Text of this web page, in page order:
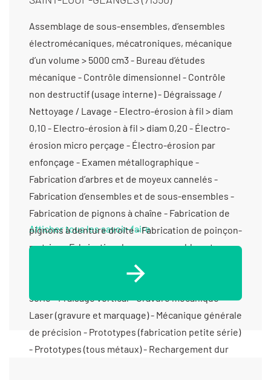
Assemblage de sous-ensembles, d’ensembles électromécaniques, mécatroniques, mécanique d’un volume > 5000 cm3 - Bureau d’études mécanique - Contrôle dimensionnel - Contrôle non destructif (usage interne) - Dégraissage / Nettoyage / Lavage - Electro-érosion à fil > diam 0,10 - Electro-érosion à fil > diam 0,20 - Électro-érosion micro perçage - Électro-érosion par enfonçage - Examen métallographique - Fabrication d’arbres et de moyeux cannelés - Fabrication d’ensembles et de sous-ensembles - Fabrication de pignons à chaîne - Fabrication de pignons à denture droite - Fabrication de poinçon-matrice - Fabrication de sous-ensembles et d'ensembles pour machines spéciales - Filetage - Fraisage horizontal - Fraisage proto - Fraisage série - Fraisage vertical - Gravure mécanique - Laser (gravure et marquage) - Mécanique générale de précision - Prototypes (fabrication petite série) - Prototypes (tous métaux) - Rechargement dur par PTA - Rectification cylindrique exter - Rectification cylindrique inter - Rectification cylindrique rayon - Rectification plane - Tournage 3 axes - Tournage 4 axes - Tournage 5 axes - Tournage Ø 401 mm à 1000 mm - Tournage Ø de 20 à 200 mm - Tournage Ø de 201 à 400 mm - Tournage petite série (de 11 à 1000 pièces) - Tournage prototype et unitaire (< 10 pièces)
Afficher tous les savoir-faire